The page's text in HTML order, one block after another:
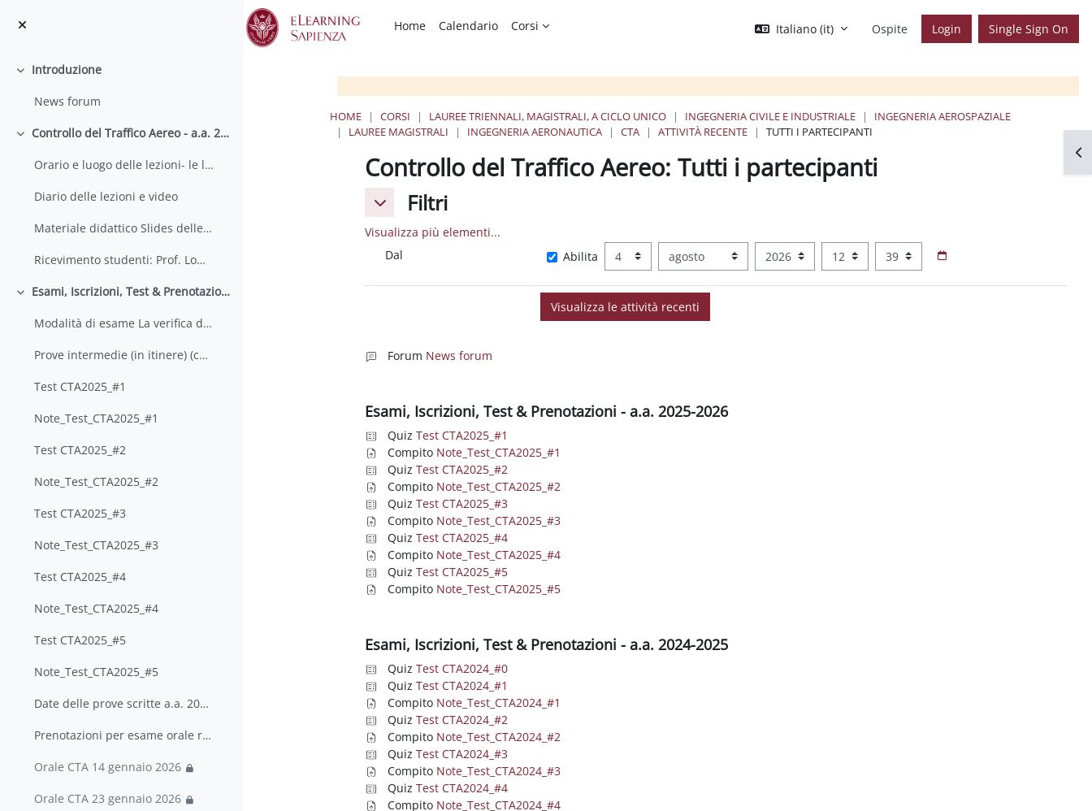
Home
Calendario Corsi Italiano ‎(it)‎ Ospite Login Single Sign On
Minimizza
Introduzione
News forum
Minimizza Controllo del Traffico Aereo - a.a. 2025-2026
Orario e luogo delle lezioni- le lezioni si te... (copia) (copia)
Diario delle lezioni e video
Materiale didattico Slides delle lezioni (PDF), re...
Ricevimento studenti: Prof. Lombardo: Onl... (copia) (copia)
Minimizza Esami, Iscrizioni, Test & Prenotazioni - a.a. 2025-2026
Modalità di esame La verifica dell'apprendimento d...
Prove intermedie (in itinere) (copia) (copia) (copia)
Test CTA2025_#1
Note_Test_CTA2025_#1
Test CTA2025_#2
Note_Test_CTA2025_#2
Test CTA2025_#3
Note_Test_CTA2025_#3
Test CTA2025_#4
Note_Test_CTA2025_#4
Test CTA2025_#5
Note_Test_CTA2025_#5
Date delle prove scritte a.a. 2025-2026
Prenotazioni per esame orale riservate a chi ha s... (copia) (copia) (copia)
Orale CTA 14 gennaio 2026
Orale CTA 23 gennaio 2026
HOME CORSI LAUREE TRIENNALI, MAGISTRALI, A CICLO UNICO INGEGNERIA CIVILE E INDUSTRIALE
INGEGNERIA AEROSPAZIALE
LAUREE MAGISTRALI
INGEGNERIA AERONAUTICA CTA ATTIVITÀ RECENTE TUTTI I PARTECIPANTI
Controllo del Traffico Aereo: Tutti i partecipanti
Filtri
Filtri Filtri
Visualizza più elementi...
Dal
DalAbilita Giorno Mese Anno Ora Minuto
Forum News forum
Esami, Iscrizioni, Test & Prenotazioni - a.a. 2025-2026
QuizTest CTA2025_#1
Compito Note_Test_CTA2025_#1
QuizTest CTA2025_#2
Compito Note_Test_CTA2025_#2
QuizTest CTA2025_#3
Compito Note_Test_CTA2025_#3
QuizTest CTA2025_#4
Compito Note_Test_CTA2025_#4
QuizTest CTA2025_#5
Compito Note_Test_CTA2025_#5
Esami, Iscrizioni, Test & Prenotazioni - a.a. 2024-2025
QuizTest CTA2024_#0
QuizTest CTA2024_#1
Compito Note_Test_CTA2024_#1
QuizTest CTA2024_#2
Compito Note_Test_CTA2024_#2
QuizTest CTA2024_#3
Compito Note_Test_CTA2024_#3
QuizTest CTA2024_#4
Compito Note_Test_CTA2024_#4